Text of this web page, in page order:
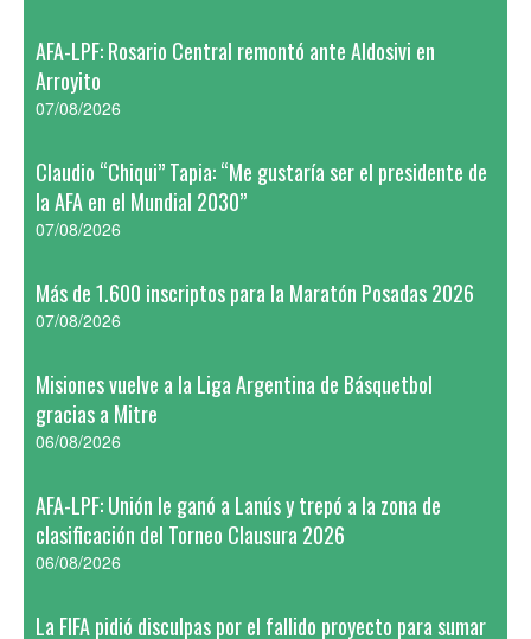
AFA-LPF: Rosario Central remontó ante Aldosivi en
Arroyito
07/08/2026
Claudio “Chiqui” Tapia: “Me gustaría ser el presidente de
la AFA en el Mundial 2030”
07/08/2026
Más de 1.600 inscriptos para la Maratón Posadas 2026
07/08/2026
Misiones vuelve a la Liga Argentina de Básquetbol
gracias a Mitre
06/08/2026
AFA-LPF: Unión le ganó a Lanús y trepó a la zona de
clasificación del Torneo Clausura 2026
06/08/2026
La FIFA pidió disculpas por el fallido proyecto para sumar